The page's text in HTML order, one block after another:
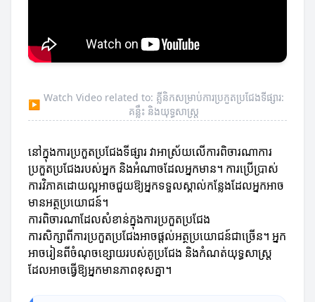
▶
Watch Video related to: គ្លីនិកសម្រាប់ការប្រកួតប្រជែងទីផ្សារ:
គន្លឹះ និងយុទ្ធសាស្ត្រ
នៅក្នុងការប្រកួតប្រជែងទីផ្សារ វាអាស្រ័យលើការពិចារណាការ
ប្រកួតប្រជែងរបស់អ្នក និងអំណាចដែលអ្នកមាន។ ការប្រើប្រាស់
ការវិភាគដោយល្អអាចជួយឱ្យអ្នកទទួលស្គាល់កន្លែងដែលអ្នកអាច
មានអត្ថប្រយោជន៍។
ការពិចារណាដែលសំខាន់ក្នុងការប្រកួតប្រជែង
ការសិក្សាពីការប្រកួតប្រជែងអាចផ្តល់អត្ថប្រយោជន៍ជាច្រើន។ អ្នក
អាចរៀនពីចំណុចខ្សោយរបស់គូប្រជែង និងកំណត់យុទ្ធសាស្ត្រ
ដែលអាចធ្វើឱ្យអ្នកមានភាពខុសគ្នា។